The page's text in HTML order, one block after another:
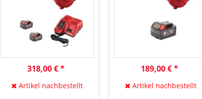
318,00 € *
Artikel nachbestellt
189,00 € *
Artikel nachbestellt